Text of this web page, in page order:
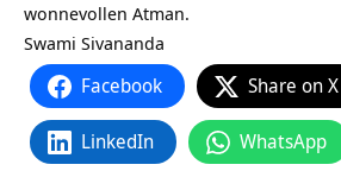
wonnevollen Atman.
Swami Sivananda
Facebook Share on X
LinkedIn WhatsApp